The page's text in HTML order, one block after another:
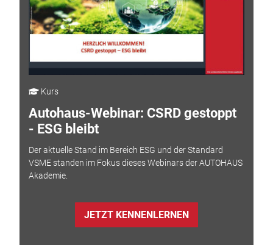
Kurs
Autohaus-Webinar: CSRD gestoppt
- ESG bleibt
Der aktuelle Stand im Bereich ESG und der Standard
VSME standen im Fokus dieses Webinars der AUTOHAUS
Akademie.
JETZT KENNENLERNEN